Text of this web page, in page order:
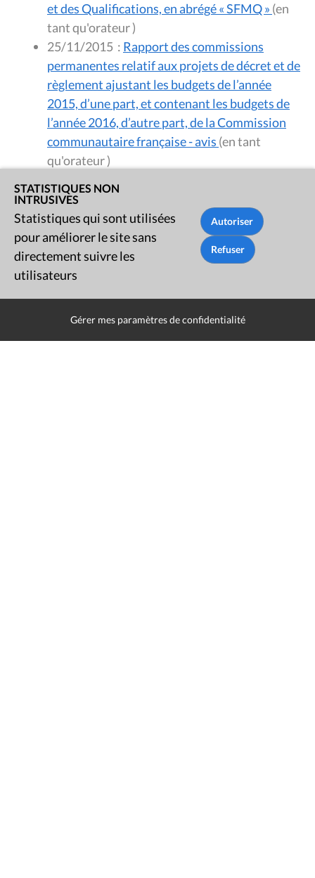
et des Qualifications, en abrégé « SFMQ » (en
tant qu'orateur )
25/11/2015 : Rapport des commissions
permanentes relatif aux projets de décret et de
règlement ajustant les budgets de l’année
2015, d’une part, et contenant les budgets de
l’année 2016, d’autre part, de la Commission
communautaire française - avis (en tant
qu'orateur )
Session 2014 - 2015
01/07/2015:Auditions relatives au Sport
tant qu'orateur )
STATISTIQUES NON
INTRUSIVES
Statistiques qui sont utilisées
pour améliorer le site sans
directement suivre les
utilisateurs
Gérer mes paramètres de confidentialité